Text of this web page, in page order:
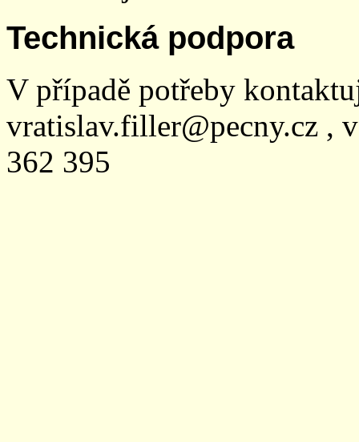
Technická podpora
V případě potřeby
vratislav.filler@pecny.cz ,
362 395